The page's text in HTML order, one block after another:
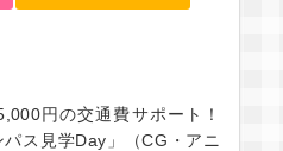
円の交通費サポート！
ス見学Day」（CG・アニ